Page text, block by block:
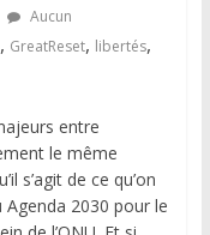
Aucun
, GreatReset, libertés,
entre
le même
s’agit de ce qu’on
2030 pour le